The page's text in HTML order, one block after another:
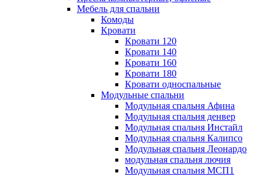
Мебель для спальни
Комоды
Кровати
Кровати 120
Кровати 140
Кровати 160
Кровати 180
Кровати односпальные
Модульные спальни
Модульная спальня Афина
Модульная спальня денвер
Модульная спальня Инстайл
Модульная спальня Калипсо
Модульная спальня Леонардо
модульная спальня лючия
Модульная спальня МСП1